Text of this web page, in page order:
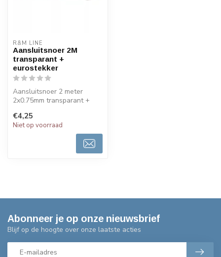
R&M LINE
Aansluitsnoer 2M
transparant +
eurostekker
Aansluitsnoer 2 meter
2x0.75mm transparant +
monteren...
€4,25
Niet op voorraad
Abonneer je op onze nieuwsbrief
Blijf op de hoogte over onze laatste acties